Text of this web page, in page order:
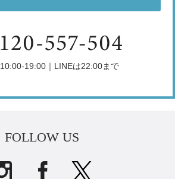
19:00｜LINEは22:00まで
FOLLOW US